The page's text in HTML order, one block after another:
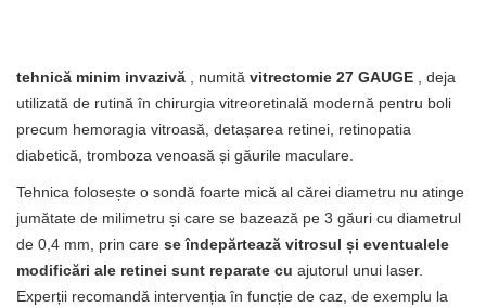
tehnică minim invazivă , numită vitrectomie 27 GAUGE , deja
utilizată de rutină în chirurgia vitreoretinală modernă pentru boli
precum hemoragia vitroasă, detașarea retinei, retinopatia
diabetică, tromboza venoasă și găurile maculare.
Tehnica folosește o sondă foarte mică al cărei diametru nu atinge
jumătate de milimetru și care se bazează pe 3 găuri cu diametrul
de 0,4 mm, prin care se îndepărtează vitrosul și eventualele
modificări ale retinei sunt reparate cu ajutorul unui laser.
Experții recomandă intervenția în funcție de caz, de exemplu la